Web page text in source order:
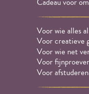
Voor wie alles
Voor creatieve
Voor wie net
Voor
Voor afstuderen